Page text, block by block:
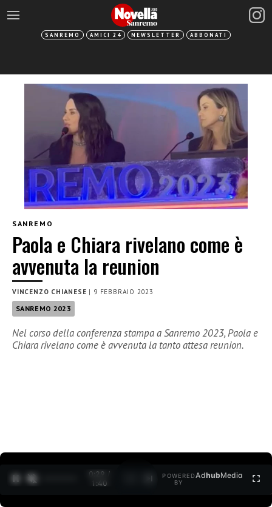
SANREMO AMICI 24 NEWSLETTER ABBONATI
SANREMO
Paola e Chiara rivelano come è
avvenuta la reunion
VINCENZO CHIANESE | 9 FEBBRAIO 2023
SANREMO 2023
Nel corso della conferenza stampa a Sanremo 2023, Paola e
Chiara rivelano come è avvenuta la tanto attesa reunion.
0:30 /
1:40
POWERED
BY
AdhubMedia